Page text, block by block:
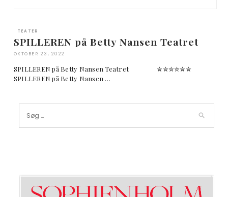
TEATER
SPILLEREN på Betty Nansen Teatret
OKTOBER 23, 2022
SPILLEREN på Betty Nansen Teatret ✮✮✮✮✮✮
SPILLEREN på Betty Nansen …